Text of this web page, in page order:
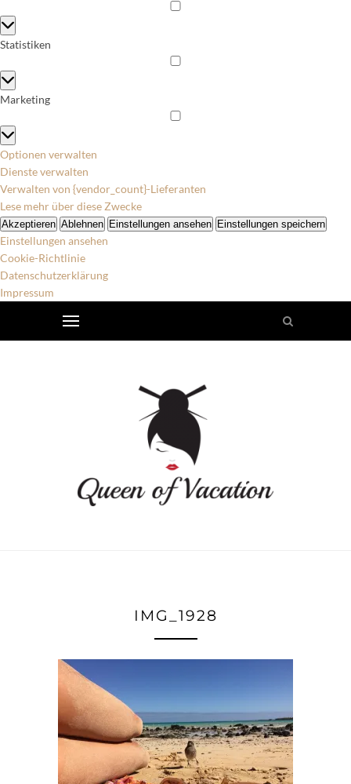
Präferenzen
Statistiken
Statistiken
Marketing
Marketing
Optionen verwalten
Dienste verwalten
Verwalten von {vendor_count}-Lieferanten
Lese mehr über diese Zwecke
Akzeptieren Ablehnen Einstellungen ansehen Einstellungen speichern
Einstellungen ansehen
Cookie-Richtlinie
Datenschutzerklärung
Impressum
IMG_1928